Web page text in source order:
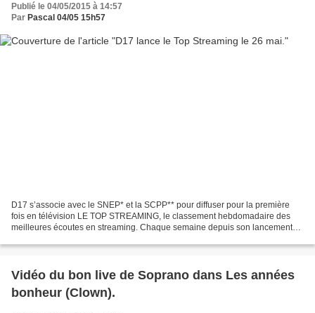
Publié le 04/05/2015 à 14:57
Par Pascal 04/05 15h57
D17 s’associe avec le SNEP* et la SCPP** pour diffuser pour la première
fois en télévision LE TOP STREAMING, le classement hebdomadaire des
meilleures écoutes en streaming. Chaque semaine depuis son lancement
Vidéo du bon live de Soprano dans Les années
bonheur (Clown).